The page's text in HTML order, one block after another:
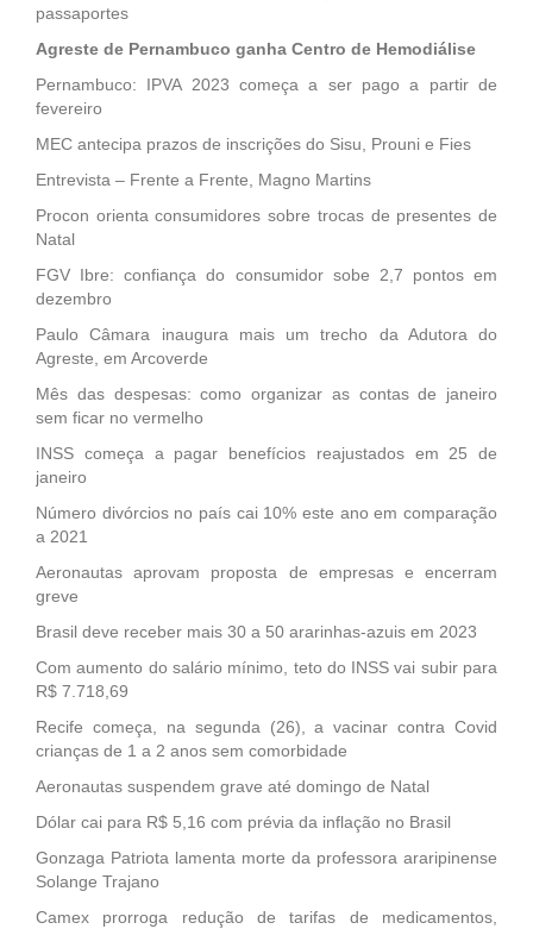
passaportes
Agreste de Pernambuco ganha Centro de Hemodiálise
Pernambuco: IPVA 2023 começa a ser pago a partir de
fevereiro
MEC antecipa prazos de inscrições do Sisu, Prouni e Fies
Entrevista – Frente a Frente, Magno Martins
Procon orienta consumidores sobre trocas de presentes de
Natal
FGV Ibre: confiança do consumidor sobe 2,7 pontos em
dezembro
Paulo Câmara inaugura mais um trecho da Adutora do
Agreste, em Arcoverde
Mês das despesas: como organizar as contas de janeiro
sem ficar no vermelho
INSS começa a pagar benefícios reajustados em 25 de
janeiro
Número divórcios no país cai 10% este ano em comparação
a 2021
Aeronautas aprovam proposta de empresas e encerram
greve
Brasil deve receber mais 30 a 50 ararinhas-azuis em 2023
Com aumento do salário mínimo, teto do INSS vai subir para
R$ 7.718,69
Recife começa, na segunda (26), a vacinar contra Covid
crianças de 1 a 2 anos sem comorbidade
Aeronautas suspendem grave até domingo de Natal
Dólar cai para R$ 5,16 com prévia da inflação no Brasil
Gonzaga Patriota lamenta morte da professora araripinense
Solange Trajano
Camex prorroga redução de tarifas de medicamentos,